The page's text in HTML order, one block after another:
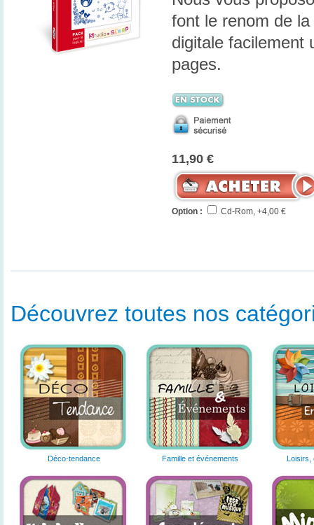
font le renom de
digitale facilement
pages.
11,90 €
Option : Cd-Rom, +4,00 €
Découvrez toutes nos
Déco-tendance Famille et événements Loisirs,